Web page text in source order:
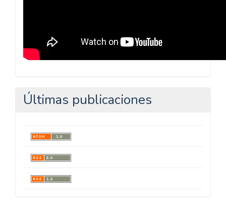
Últimas publicaciones